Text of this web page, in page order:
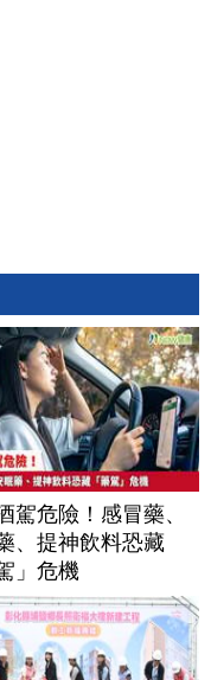
駕危險！感冒藥、
、提神飲料恐藏
」危機